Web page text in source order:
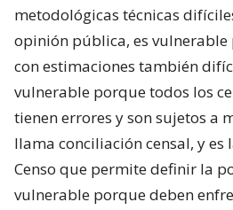
metodológicas técnicas
opinión pública, es
con estimaciones también
vulnerable porque todos los
tienen errores y son sujetos a
llama conciliación censal, y
Censo que permite definir la
vulnerable porque deben